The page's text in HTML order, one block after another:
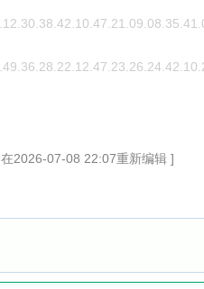
2026-07-08 22:07重新编辑 ]